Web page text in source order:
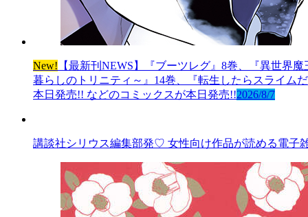
New! 【最新刊NEWS】『ブーツレグ』8巻、『異世界
暮らしのトリニティ～』14巻、『転生したらスライム
本日発売!! などのコミックスが本日発売!!2026/8/7
講談社シリウス編集部発♡ 女性向け作品が読める電子